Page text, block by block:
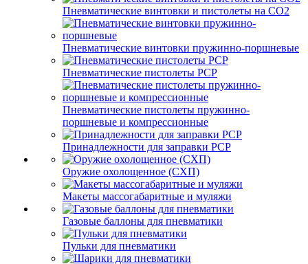
Пневматические винтовки и пистолеты на CO2
Пневматические винтовки пружинно-поршневые
Пневматические пистолеты PCP
Пневматические пистолеты пружинно-
поршневые и компрессионные
Принадлежности для заправки PCP
Оружие охолощенное (СХП)
Макеты массогабаритные и муляжи
Газовые баллоны для пневматики
Пульки для пневматики